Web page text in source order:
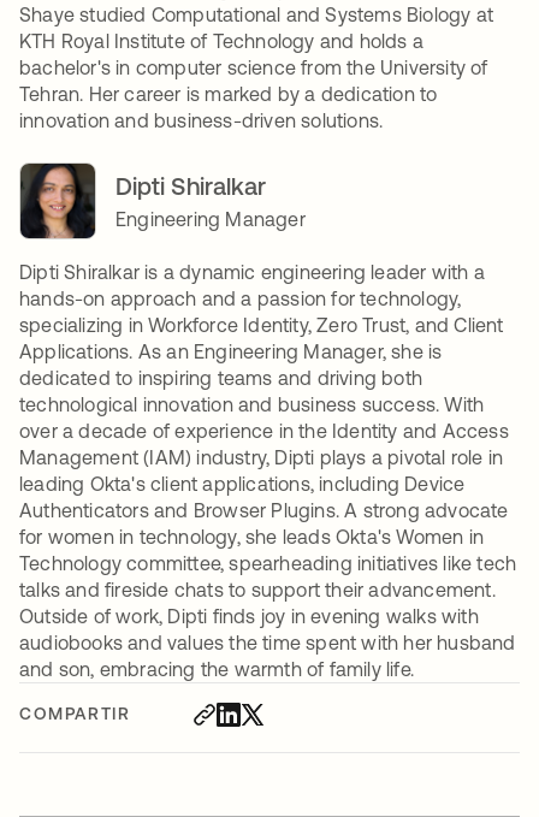
COMPARTIR
Shaye studied Computational and Systems Biology at
KTH Royal Institute of Technology and holds a
bachelor's in computer science from the University of
Tehran. Her career is marked by a dedication to
innovation and business-driven solutions.
Dipti Shiralkar
Engineering Manager
Dipti Shiralkar is a dynamic engineering leader with a
hands-on approach and a passion for technology,
specializing in Workforce Identity, Zero Trust, and Client
Applications. As an Engineering Manager, she is
dedicated to inspiring teams and driving both
technological innovation and business success. With
over a decade of experience in the Identity and Access
Management (IAM) industry, Dipti plays a pivotal role in
leading Okta's client applications, including Device
Authenticators and Browser Plugins. A strong advocate
for women in technology, she leads Okta's Women in
Technology committee, spearheading initiatives like tech
talks and fireside chats to support their advancement.
Outside of work, Dipti finds joy in evening walks with
audiobooks and values the time spent with her husband
and son, embracing the warmth of family life.